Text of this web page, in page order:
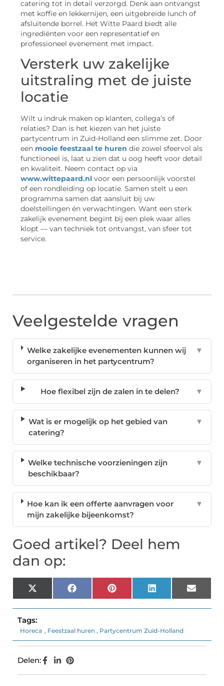
catering tot in detail verzorgd. Denk aan ontvangst
met koffie en lekkernijen, een uitgebreide lunch of
afsluitende borrel. Het Witte Paard biedt alle
ingrediënten voor een representatief en
professioneel evenement met impact.
Versterk uw zakelijke
uitstraling met de juiste
locatie
Wilt u indruk maken op klanten, collega’s of
relaties? Dan is het kiezen van het juiste
partycentrum in Zuid-Holland een slimme zet. Door
een mooie feestzaal te huren die zowel sfeervol als
functioneel is, laat u zien dat u oog heeft voor detail
en kwaliteit. Neem contact op via
www.wittepaard.nl voor een persoonlijk voorstel
of een rondleiding op locatie. Samen stelt u een
programma samen dat aansluit bij uw
doelstellingen én verwachtingen. Want een sterk
zakelijk evenement begint bij een plek waar alles
klopt — van techniek tot ontvangst, van sfeer tot
service.
Veelgestelde vragen
Welke zakelijke evenementen kunnen wij
organiseren in het partycentrum?
▼
Hoe flexibel zijn de zalen in te delen? ▼
Wat is er mogelijk op het gebied van
catering?
▼
Welke technische voorzieningen zijn
beschikbaar?
▼
Hoe kan ik een offerte aanvragen voor
mijn zakelijke bijeenkomst?
▼
Goed artikel? Deel hem
dan op:
X
(Twitter)
FacebookPinterest LinkedIn Email
Tags:
Horeca , Feestzaal huren , Partycentrum Zuid-Holland
Delen: